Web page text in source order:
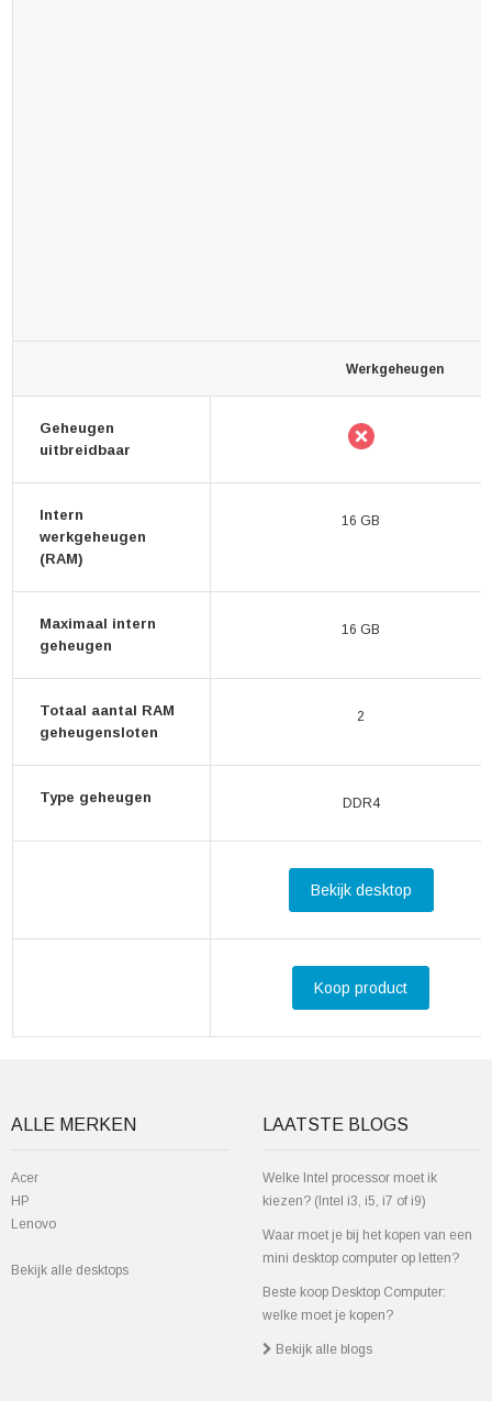
Werkgeheugen
Geheugen
uitbreidbaar
Intern
werkgeheugen
(RAM)
16 GB
Maximaal intern
geheugen
16 GB
Totaal aantal RAM
geheugensloten
2
Type geheugen DDR4
Bekijk desktop
Koop product
ALLE MERKEN
Acer
HP
Lenovo
Bekijk alle desktops
LAATSTE BLOGS
Welke Intel processor moet ik
kiezen? (Intel i3, i5, i7 of i9)
Waar moet je bij het kopen van een
mini desktop computer op letten?
Beste koop Desktop Computer:
welke moet je kopen?
Bekijk alle blogs